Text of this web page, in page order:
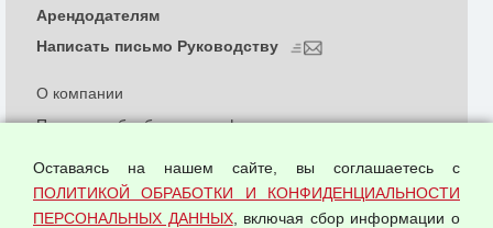
О компании
Политика обработки и конфиденциальности
Согласием на обработку персональных данных
Оферта оптовой купли-продажи
Арендодателям
Написать письмо Руководству
Оставаясь на нашем сайте, вы соглашаетесь с
ПОЛИТИКОЙ ОБРАБОТКИ И КОНФИДЕНЦИАЛЬНОСТИ
ПЕРСОНАЛЬНЫХ ДАННЫХ, включая сбор информации о